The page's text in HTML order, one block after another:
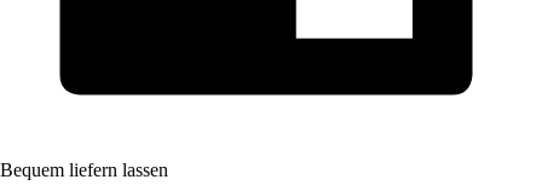
Bequem liefern lassen